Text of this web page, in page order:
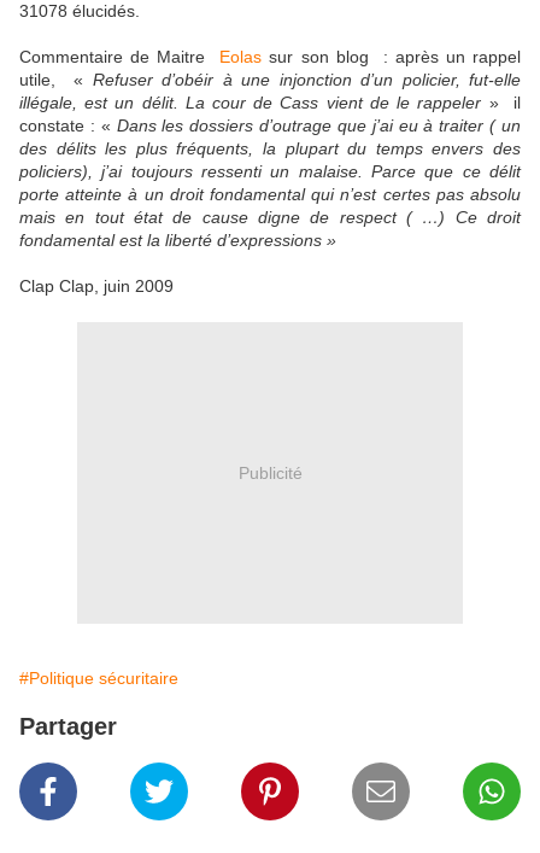
31078 élucidés
Commentaire de Maitre Eolas sur son blog : après un rappel
utile, « Refuser d’obéir à une injonction d’un policier, fut-elle
illégale, est un délit. La cour de Cass vient de le rappeler » il
constate : « Dans les dossiers d’outrage que j’ai eu à traiter ( un
des délits les plus fréquents, la plupart du temps envers des
policiers), j’ai toujours ressenti un malaise. Parce que ce délit
porte atteinte à un droit fondamental qui n’est certes pas absolu
mais en tout état de cause digne de respect ( …) Ce droit
fondamental est la liberté d’expressions »
Clap Clap, juin 2009
Publicité
#Politique sécuritaire
Partager